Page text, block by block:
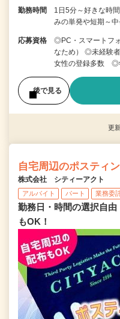
勤務時間
1日5分～好きな時
みの単発や短期～
応募資格
◎PC・スマートフ
なため） ◎未経験
女性の登録多数 ◎
後で見る
更
自宅周辺のポスティ
株式会社 シティーアクト
アルバイト パート 業務委
勤務日・時間の選択自
もOK！